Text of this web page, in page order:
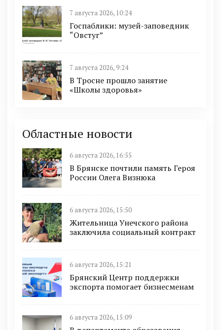
7 августа 2026, 10:24
Госпаблики: музей-заповедник
“Овстуг”
7 августа 2026, 9:24
В Тросне прошло занятие
«Школы здоровья»
Областные новости
6 августа 2026, 16:55
В Брянске почтили память Героя
России Олега Визнюка
6 августа 2026, 15:50
Жительница Унечского района
заключила социальный контракт
6 августа 2026, 15:21
Брянский Центр поддержки
экспорта помогает бизнесменам
6 августа 2026, 15:09